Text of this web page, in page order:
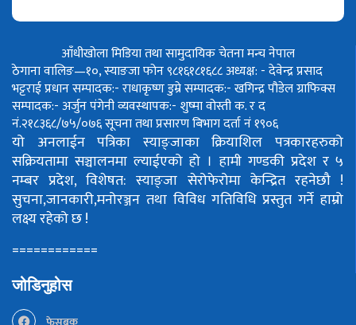
आँधीखोला मिडिया तथा सामुदायिक चेतना मन्च नेपाल
ठेगाना वालिङ—१०, स्याङजा फोन ९८१६१८१६८८अध्यक्ष: - देवेन्द्र प्रसाद
भट्टराईप्रधान सम्पादक:- राधाकृष्ण डुम्रेसम्पादक:- खगिन्द्र पौडेलग्राफिक्स
सम्पादक:- अर्जुन पंगेनीव्यवस्थापक:- शुष्मा वोस्तीक. र द
नं.२१८३६८/७५/०७६सूचना तथा प्रसारण बिभाग दर्ता नं १९०६
यो अनलाईन पत्रिका स्याङ्जाका क्रियाशिल पत्रकारहरुको
सक्रियतामा सञ्चालनमा ल्याईएको हो । हामी गण्डकी प्रदेश र ५
नम्बर प्रदेश, विशेषत: स्याङ्जा सेरोफेरोमा केन्द्रित रहनेछौ !
सुचना,जानकारी,मनोरञ्जन तथा विविध गतिविधि प्रस्तुत गर्ने हाम्रो
लक्ष्य रहेको छ !
============
जोडिनुहोस